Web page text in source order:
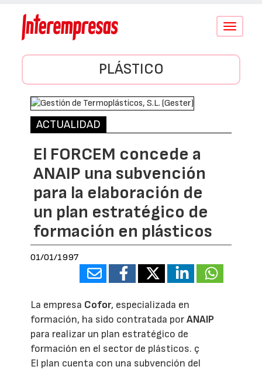
Conmutar
PLÁSTICO
ACTUALIDAD
El FORCEM concede a
ANAIP una subvención
para la elaboración de
un plan estratégico de
formación en plásticos
01/01/1997
La empresa Cofor, especializada en
formación, ha sido contratada porANAIP
para realizar un plan estratégico de
formación en el sector de plásticos. ç
El plan cuenta con una subvención del